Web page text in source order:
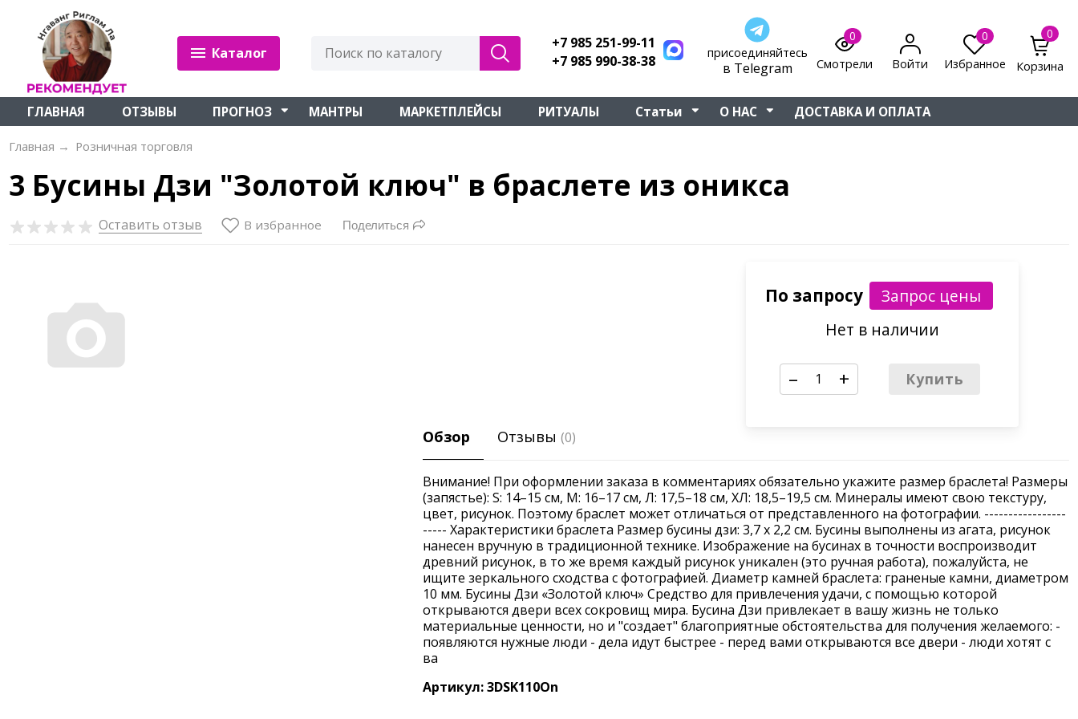
Каталог
+7 985 251-99-11
+7 985 990-38-38
присоединяйтесь
в Telegram
0
Смотрели
Войти
0
Избранное
0
Корзина
ГЛАВНАЯ ОТЗЫВЫ ПРОГНОЗ МАНТРЫ МАРКЕТПЛЕЙСЫ РИТУАЛЫ Статьи О НАС ДОСТАВКА И ОПЛАТА
Главная → Розничная торговля
3 Бусины Дзи "Золотой ключ" в браслете из оникса
Оставить отзыв В избранное Поделиться
По запросу
Нет в наличии
– + Купить
Обзор Отзывы(0)
Внимание! При оформлении заказа в комментариях обязательно укажите размер браслета! Размеры
(запястье): S: 14–15 см, М: 16–17 см, Л: 17,5–18 см, ХЛ: 18,5–19,5 см. Минералы имеют свою текстуру,
цвет, рисунок. Поэтому браслет может отличаться от представленного на фотографии. -----------------
----- Характеристики браслета Размер бусины дзи: 3,7 х 2,2 см. Бусины выполнены из агата, рисунок
нанесен вручную в традиционной технике. Изображение на бусинах в точности воспроизводит
древний рисунок, в то же время каждый рисунок уникален (это ручная работа), пожалуйста, не
ищите зеркального сходства с фотографией. Диаметр камней браслета: граненые камни, диаметром
10 мм. Бусины Дзи «Золотой ключ» Средство для привлечения удачи, с помощью которой
открываются двери всех сокровищ мира. Бусина Дзи привлекает в вашу жизнь не только
материальные ценности, но и "создает" благоприятные обстоятельства для получения желаемого: -
появляются нужные люди - дела идут быстрее - перед вами открываются все двери - люди хотят с
ва
Артикул: 3DSK110On